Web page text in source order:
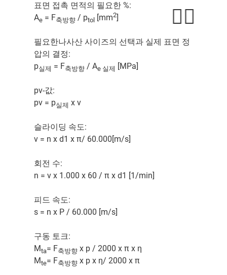
표면 접촉 면적의 필요한 %:
Ae= F축방향/ ptol[mm2]
필요한나사산 사이즈의 선택과 실제 표면 정
압의 결정:
p실제 = F축방향/ Ae 실제 [MPa]
pv-값:
pv = p실제 x v
슬라이딩 속도:
v = n x d1 x π/ 60.000[m/s]
회전 수:
n = v x 1.000 x 60 / π x d1 [1/min]
피드 속도:
s = n x P / 60.000 [m/s]
구동 토크:
Mta= F축방향x p / 2000 x π x η
Mte= F축방향x p x η/ 2000 x π